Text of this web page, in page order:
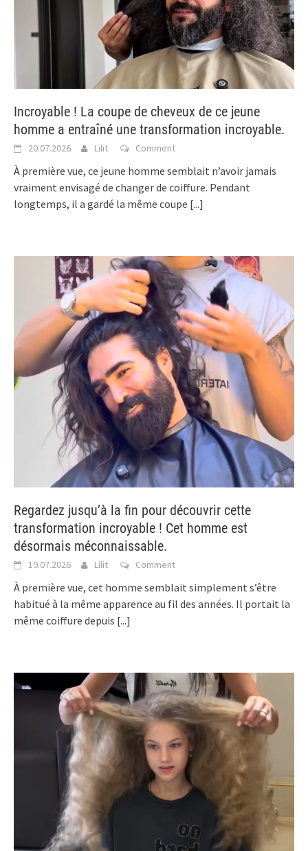
Incroyable ! La coupe de cheveux de ce jeune
homme a entraîné une transformation incroyable.
20.07.2026 Lilit Comment
À première vue, ce jeune homme semblait n’avoir jamais
vraiment envisagé de changer de coiffure. Pendant
longtemps, il a gardé la même coupe [...]
Regardez jusqu’à la fin pour découvrir cette
transformation incroyable ! Cet homme est
désormais méconnaissable.
19.07.2026 Lilit Comment
À première vue, cet homme semblait simplement s’être
habitué à la même apparence au fil des années. Il portait la
même coiffure depuis [...]